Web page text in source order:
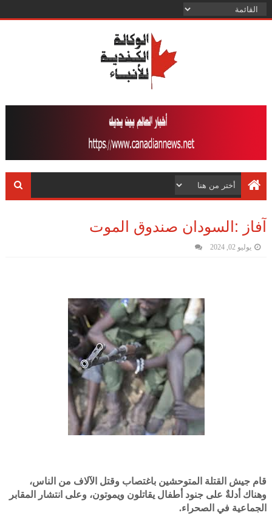
آفاز :السودان صندوق الموت
يوليو 02, 2024
قام جيش القتلة المتوحشين باغتصاب وقتل الآلاف من الناس،
وهناك أدلةٌ على جنود أطفال يقاتلون ويموتون، وعلى انتشار المقابر
الجماعية في الصحراء.